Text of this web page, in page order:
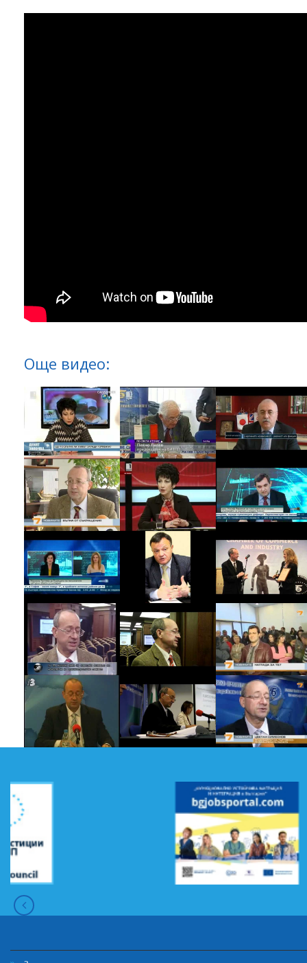
Още видео: